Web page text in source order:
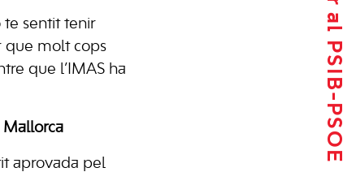
Tornar al PSIB-PSOE
te sentit tenir
que molt cops
que l’IMAS ha
Mallorca
aprovada pel